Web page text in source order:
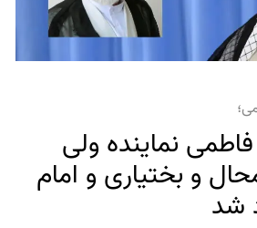
نماینده ولی
و بختیاری و امام
شد